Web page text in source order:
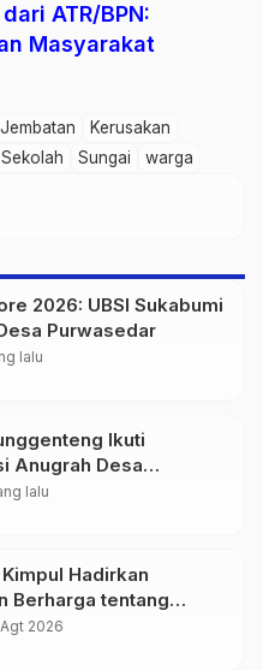
ATR/BPN:
Masyarakat
Jembatan
Kerusakan
Sekolah Sungai warga
2026: UBSI Sukabumi
Purwasedar
lalu
Ikuti
Anugrah Desa
2026
lalu
Hadirkan
Berharga tentang
Indonesia
2026